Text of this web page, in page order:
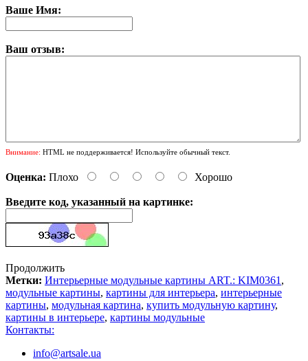
Ваше Имя:
Ваш отзыв:
Внимание: HTML не поддерживается! Используйте обычный текст.
Оценка: Плохо Хорошо
Введите код, указанный на картинке:
Продолжить
Метки: Интерьерные модульные картины ART.: KIM0361 ,
модульные картины, картины для интерьера, интерьерные
картины, модульная картина, купить модульную картину,
картины в интерьере, картины модульные
Контакты:
info@artsale.ua